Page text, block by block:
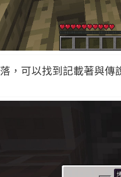
，可以找到記載著與傳